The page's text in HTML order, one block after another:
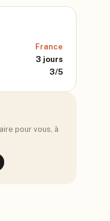
France
3 jours
3/5
pour vous, à